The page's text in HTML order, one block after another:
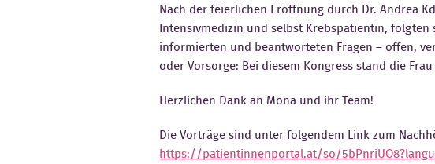
Nach der feierlichen Eröffnung durch Dr. Andrea
Intensivmedizin und selbst Krebspatientin, folgten
informierten und beantworteten Fragen – offen,
oder Vorsorge: Bei diesem Kongress stand die
Herzlichen Dank an Mona und ihr Team!
Die Vorträge sind unter folgendem Link zum
https://patientinnenportal.at/so/